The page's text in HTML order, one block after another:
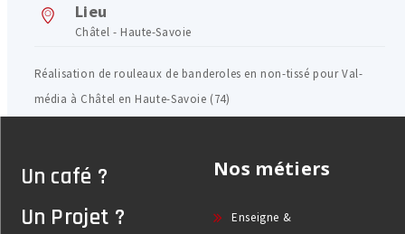
Lieu
Châtel - Haute-Savoie
Réalisation de rouleaux de banderoles en non-tissé pour Val-
média à Châtel en Haute-Savoie (74)
Un café ?
Un Projet ?
Nos métiers
Enseigne &